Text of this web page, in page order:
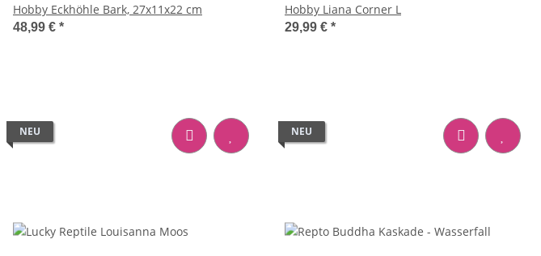
Hobby Eckhöhle Bark, 27x11x22 cm
48,99 € *
Hobby Liana Corner L
29,99 € *
NEU NEU